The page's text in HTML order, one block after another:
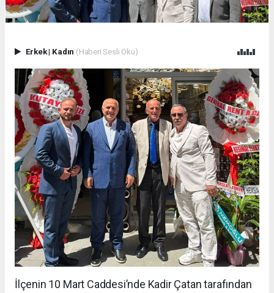
Erkek| Kadın (Haberi Sesli Oku)
İlçenin 10 Mart Caddesi’nde Kadir Çatan tarafından